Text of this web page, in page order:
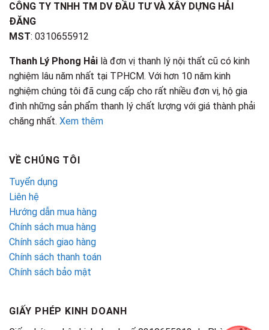
CÔNG TY TNHH TM DV ĐẦU TƯ VÀ XÂY DỰNG HẢI
ĐĂNG
MST: 0310655912
Thanh Lý Phong Hải là đơn vị thanh lý nội thất cũ có kinh
nghiệm lâu năm nhất tại TPHCM. Với hơn 10 năm kinh
nghiệm chúng tôi đã cung cấp cho rất nhiều đơn vị, hộ gia
đình những sản phẩm thanh lý chất lượng với giá thành phải
chăng nhất. Xem thêm
VỀ CHÚNG TÔI
Tuyển dụng
Liên hệ
Hướng dẫn mua hàng
Chính sách mua hàng
Chính sách giao hàng
Chính sách thanh toán
Chính sách bảo mật
GIẤY PHÉP KINH DOANH